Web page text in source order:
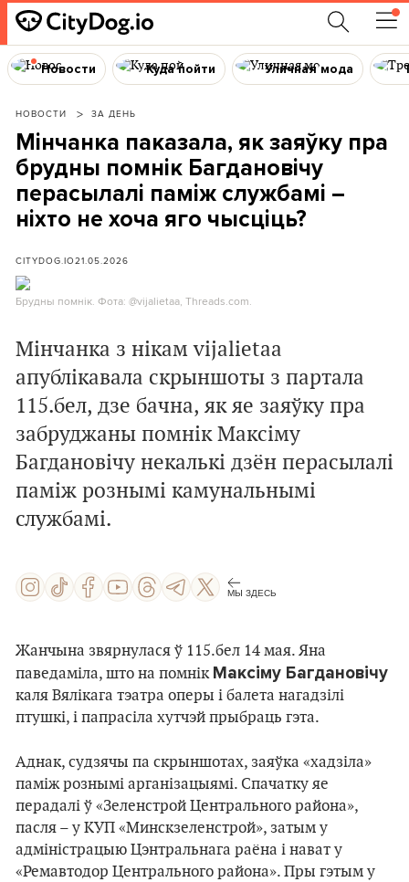
Новости Куда пойти Уличная мода
НОВОСТИ ЗА ДЕНЬ
Мінчанка паказала, як заяўку пра
брудны помнік Багдановічу
перасылалі паміж службамі –
ніхто не хоча яго чысціць?
CITYDOG.IO21.05.2026
Брудны помнік. Фота: @vijalietaa, Threads.com.
Мінчанка з нікам vijalietaa
апублікавала скрыншоты з партала
115.бел, дзе бачна, як яе заяўку пра
забруджаны помнік Максіму
Багдановічу некалькі дзён перасылалі
паміж рознымі камунальнымі
службамі.
МЫ ЗДЕСЬ
Жанчына звярнулася ў 115.бел 14 мая. Яна
паведаміла, што на помнік Максіму Багдановічу
каля Вялікага тэатра оперы і балета нагадзілі
птушкі, і папрасіла хутчэй прыбраць гэта.
Аднак, судзячы па скрыншотах, заяўка «хадзіла»
паміж рознымі арганізацыямі. Спачатку яе
перадалі ў «Зеленстрой Центрального района»,
пасля – у КУП «Минскзеленстрой», затым у
адміністрацыю Цэнтральнага раёна і нават у
«Ремавтодор Центрального района». Пры гэтым у